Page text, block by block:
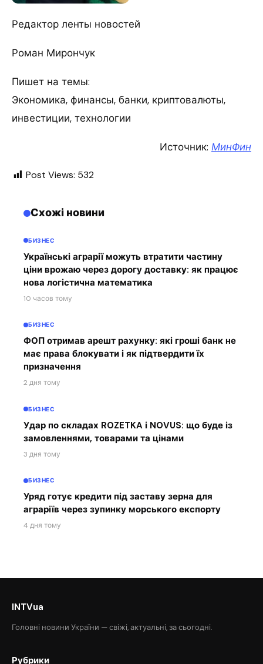
Редактор ленты новостей
Роман Мирончук
Пишет на темы:
Экономика, финансы, банки, криптовалюты,
инвестиции, технологии
Источник: МинФин
Post Views: 532
Схожі новини
БИЗНЕС
Українські аграрії можуть втратити частину
ціни врожаю через дорогу доставку: як працює
нова логістична математика
10 часов тому
БИЗНЕС
ФОП отримав арешт рахунку: які гроші банк не
має права блокувати і як підтвердити їх
призначення
2 дня тому
БИЗНЕС
Удар по складах ROZETKA і NOVUS: що буде із
замовленнями, товарами та цінами
3 дня тому
БИЗНЕС
Уряд готує кредити під заставу зерна для
аграріїв через зупинку морського експорту
4 дня тому
INTVua
Головні новини України — свіжі, актуальні, за сьогодні.
Рубрики